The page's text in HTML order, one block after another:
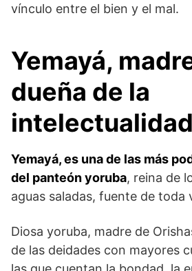
vínculo entre el bien y el mal.
Yemayá,
dueña de la
intelectualidad
Yemayá, es una de las más
del panteón yoruba, reina de
aguas saladas, fuente de toda
Diosa yoruba, madre de
de las deidades con mayores